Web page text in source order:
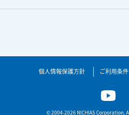
個人情報保護方針 ご利用条件
© 2004-2026 NICHIAS Corporation.